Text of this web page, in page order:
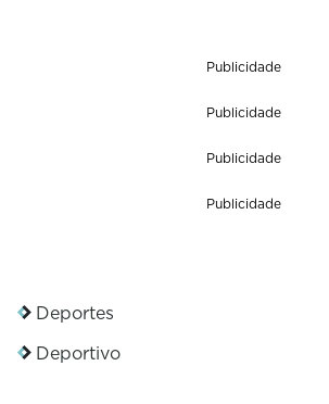
Publicidade
Publicidade
Publicidade
Publicidade
Deportes
Deportivo